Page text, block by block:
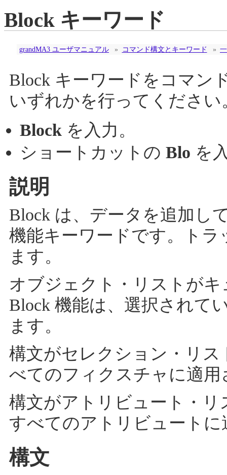
Block キーワード
grandMA3 ユーザマニュアル » コマンド構文とキーワード »
Block キーワードをコマン
いずれかを行ってください
Block を入力。
ショートカットの Blo を
説明
Block は、データを追加し
機能キーワードです。ト
ます。
オブジェクト・リストが
Block 機能は、選択されて
ます。
構文がセレクション・リ
べてのフィクスチャに適用
構文がアトリビュート・
すべてのアトリビュートに
構文